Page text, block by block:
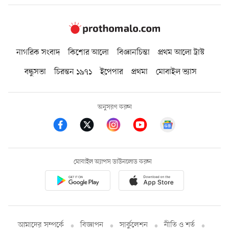
নাগরিক সংবাদ কিশোর আলো বিজ্ঞানচিন্তা
প্রথম আলো ট্রাস্ট
বন্ধুসভা
চিরন্তন ১৯৭১ ইপেপার প্রথমা মোবাইল ভ্যাস
অনুসরণ করুন
মোবাইল অ্যাপস ডাউনলোড করুন
আমাদের সম্পর্কে বিজ্ঞাপন সার্কুলেশন নীতি ও শর্ত